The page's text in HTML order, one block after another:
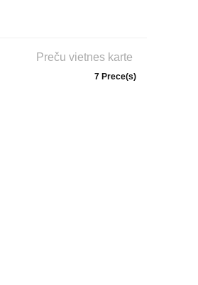
Preču vietnes karte
7 Prece(s)